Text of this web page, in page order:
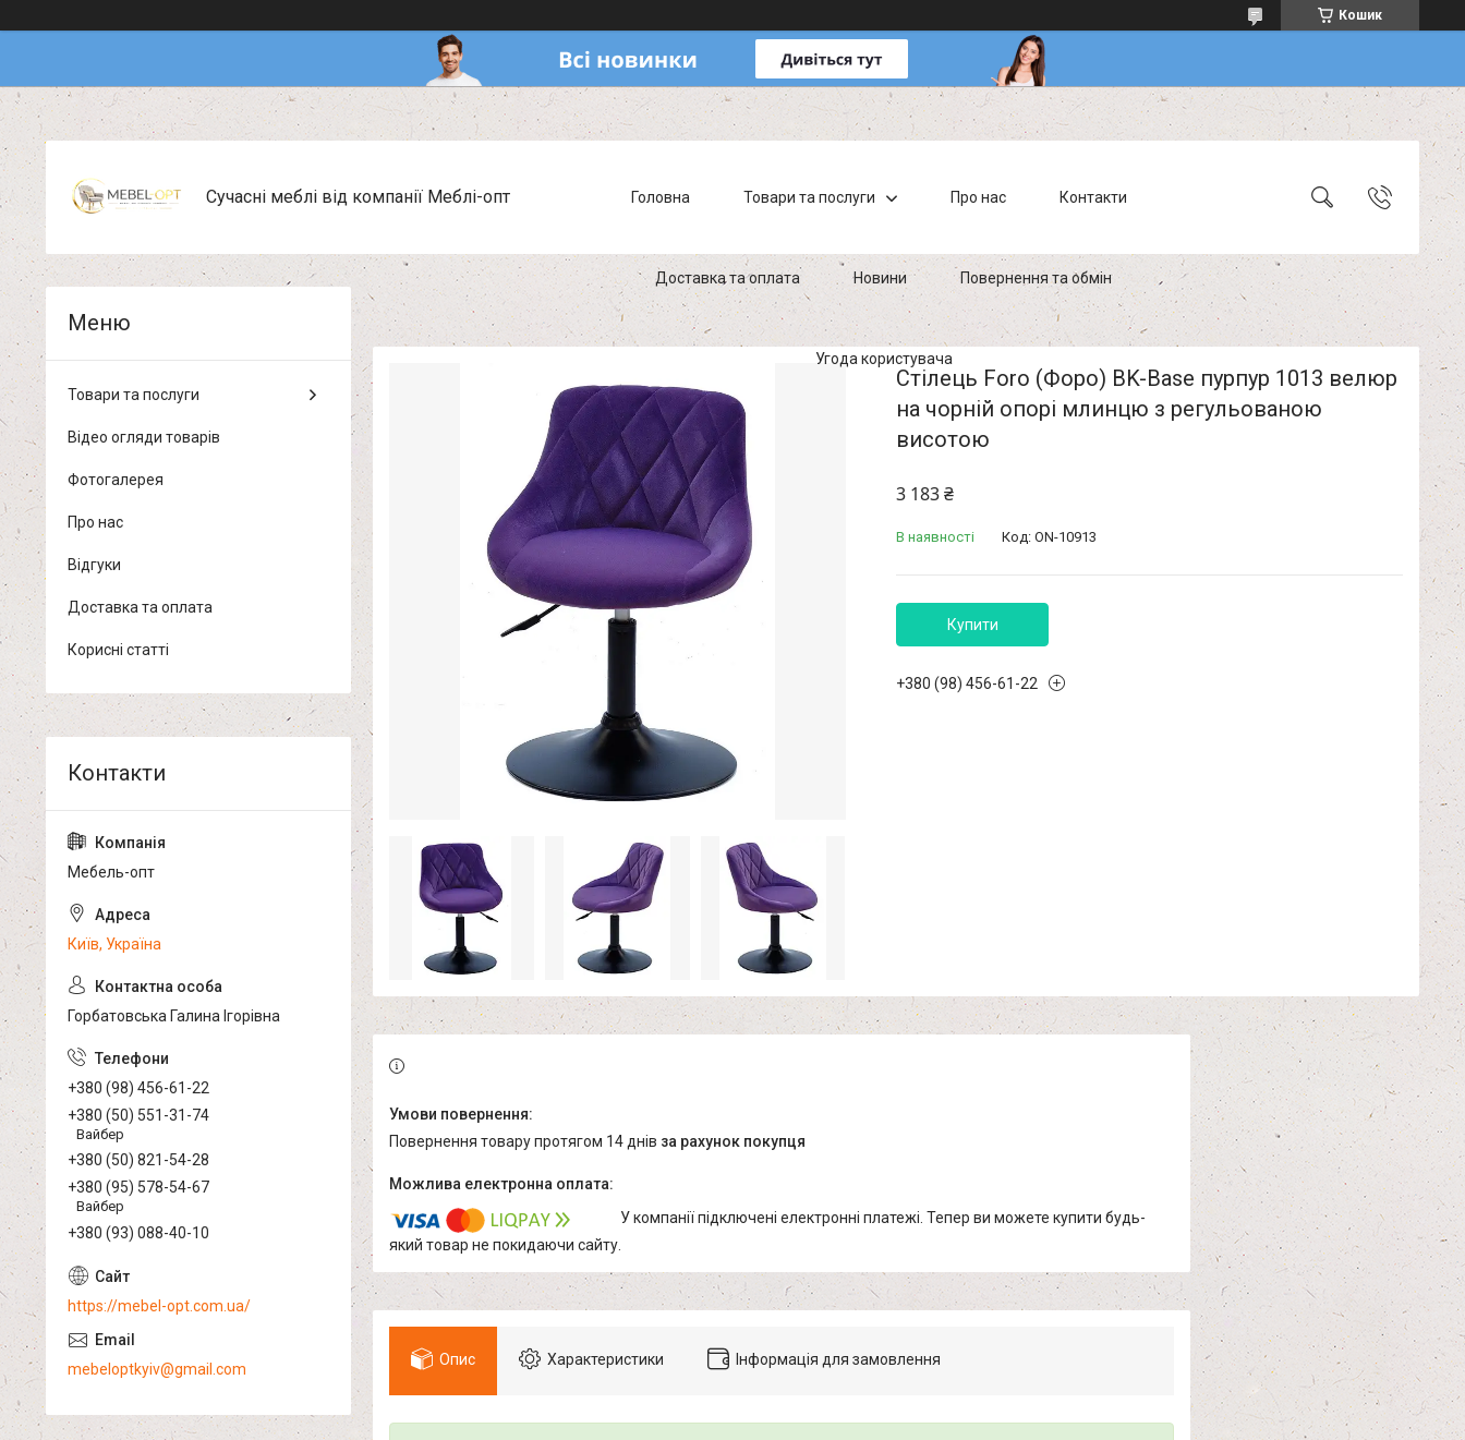
Кошик
Сучасні меблі від компанії Меблі-опт Головна Товари та послуги Про нас Контакти
Доставка та оплата Новини Повернення та обмін
Угода користувача
Стілець Foro (Форо) BK-Base пурпур 1013 велюр
на чорній опорі млинцю з регульованою
висотою
3 183 ₴
В наявності Код: ON-10913
Купити
+380 (98) 456-61-22
повернення товару протягом 14 днів за рахунок покупця
У компанії підключені електронні платежі. Тепер ви можете купити будь-
який товар не покидаючи сайту.
Опис Характеристики Інформація для замовлення
Товари та послуги
Відео огляди товарів
Фотогалерея
Про нас
Відгуки
Доставка та оплата
Корисні статті
Мебель-опт
Київ, Україна
Горбатовська Галина Ігорівна
+380 (98) 456-61-22
+380 (50) 551-31-74
Вайбер
+380 (50) 821-54-28
+380 (95) 578-54-67
Вайбер
+380 (93) 088-40-10
https://mebel-opt.com.ua/
mebeloptkyiv@gmail.com